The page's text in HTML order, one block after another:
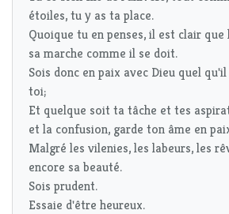
étoiles, tu y as ta place.
Quoique tu en penses, il est clair
sa marche comme il se doit.
Sois donc en paix avec Dieu quel
toi;
Et quelque soit ta tâche et tes
et la confusion, garde ton âme en
Malgré les vilenies, les labeurs, les
encore sa beauté.
Sois prudent.
Essaie d'être heureux.